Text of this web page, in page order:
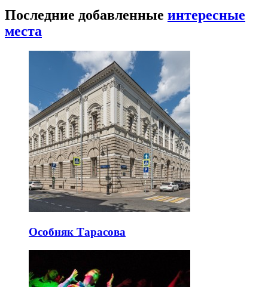
Последние добавленные интересные
места
Особняк Тарасова